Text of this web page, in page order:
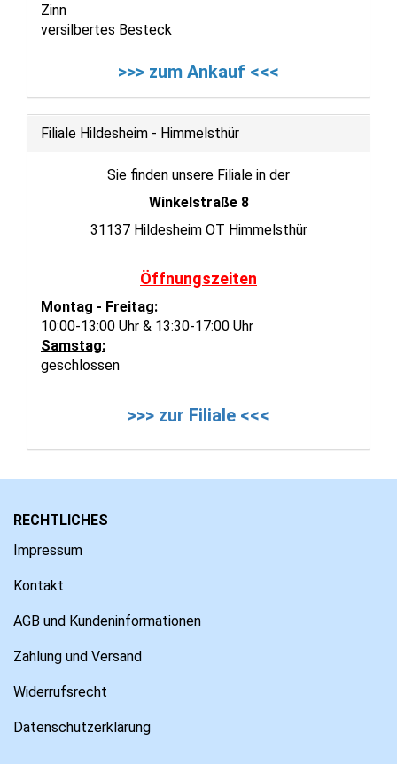
Zinn
versilbertes Besteck
>>> zum Ankauf <<<
Filiale Hildesheim - Himmelsthür
Sie finden unsere Filiale in der
Winkelstraße 8
31137 Hildesheim OT Himmelsthür
Öffnungszeiten
Montag - Freitag:
10:00-13:00 Uhr & 13:30-17:00 Uhr
Samstag:
geschlossen
>>> zur Filiale <<<
RECHTLICHES
Impressum
Kontakt
AGB und Kundeninformationen
Zahlung und Versand
Widerrufsrecht
Datenschutzerklärung